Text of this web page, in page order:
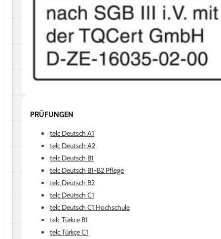
PRÜFUNGEN
telc Deutsch A1
telc Deutsch A2
telc Deutsch B1
telc Deutsch B1-B2 Pflege
telc Deutsch B2
telc Deutsch C1
telc Deutsch C1 Hochschule
telc Türkce B1
telc Türkçe C1